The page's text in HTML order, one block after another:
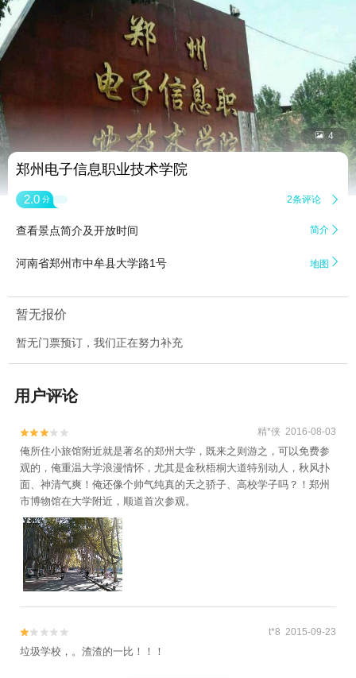
 4
郑州电子信息职业技术学院
2.0 分 2条评论 
查看景点简介及开放时间 简介 
河南省郑州市中牟县大学路1号 地图 
暂无报价
暂无门票预订，我们正在努力补充
用户评论

 精*侠 2016-08-03
俺所住小旅馆附近就是著名的郑州大学，既来之则游之，可以免费参
观的，俺重温大学浪漫情怀，尤其是金秋梧桐大道特别动人，秋风扑
面、神清气爽！俺还像个帅气纯真的天之骄子、高校学子吗？！郑州
市博物馆在大学附近，顺道首次参观。

 t*8 2015-09-23
垃圾学校，。渣渣的一比！！！
